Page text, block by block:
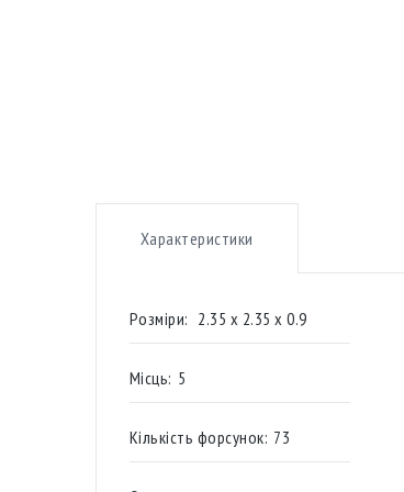
Характеристики
Розміри: 2.35 х 2.35 х 0.9
Місць: 5
Кількість форсунок: 73